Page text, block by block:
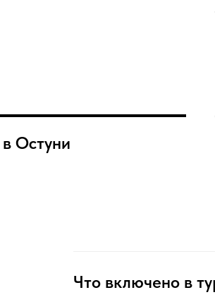
Остуни
Что включено в